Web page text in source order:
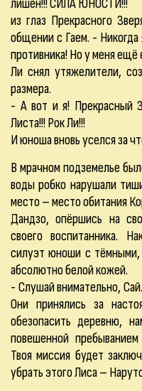
лишён!!! СИЛА ЮНОСТИ!!!
из глаз Прекрасного
общении с Гаем. -
противника! Но у меня ещё
Ли снял утяжелители,
размера.
- А вот и я! Прекрасный
Листа!!! Рок Ли!!!
И юноша вновь уселся за
В мрачном подземелье
воды робко нарушали
место – место обитания
Дандзо, опёршись на
своего воспитанника.
силуэт юноши с тёмными,
абсолютно белой кожей.
- Слушай внимательно,
Они принялись за
обезопасить деревню,
повешенной
Твоя миссия будет
убрать этого Лиса –